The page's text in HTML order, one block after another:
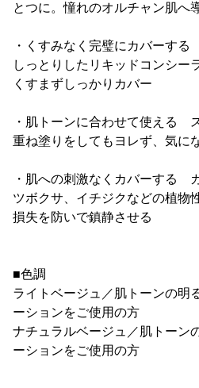
とつに。憧れのオルチャン肌へ
・くすみなく完璧にカバーす
しっとりしたリキッドコンシー
くすまずしっかりカバー
・肌トーンに合わせて使える
重ね塗りをしてもヨレず、気に
・肌への刺激なくカバーする
ツボクサ、イチジクなどの植物
損失を防いで鎮静させる
■色調
ライトベージュ／肌トーンの明
ーションをご使用の方
ナチュラルベージュ／肌トーン
ーションをご使用の方